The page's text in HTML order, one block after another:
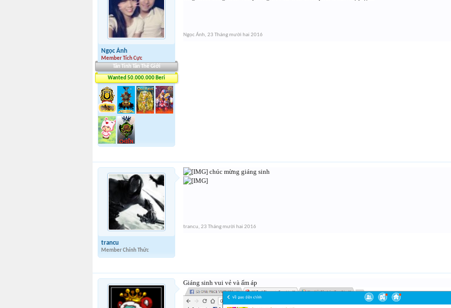
Ngọc Ánh
Member Tích Cực
Tân Tinh Tân Thế Giới
Wanted 50.000.000 Beri
Ngọc Ánh, 23 Tháng mười hai 2016
trancu
Member Chính Thức
chúc mừng giáng sinh
trancu, 23 Tháng mười hai 2016
Giáng sinh vui vẻ và ấm áp